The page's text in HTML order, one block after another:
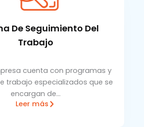
De Seguimiento Del
Trabajo
cuenta con programas y
trabajo especializados que se
encargan de…
Leer más